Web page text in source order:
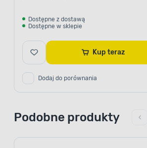
Dostępne z dostawą
Dostępne w sklepie
Kup teraz
Dodaj do porównania
Podobne produkty